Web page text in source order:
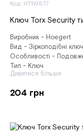
Код: HT1W877
Ключ Torx Security
Виробник - Hoegert
Вид - Зіркоподібні
Особливості -
Тип - Ключ
Дивитися більше
204 грн